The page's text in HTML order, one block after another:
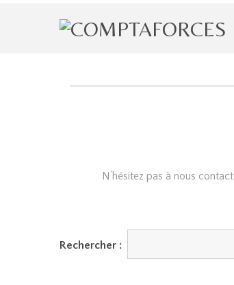
N’hésitez pas à nous
Rechercher :